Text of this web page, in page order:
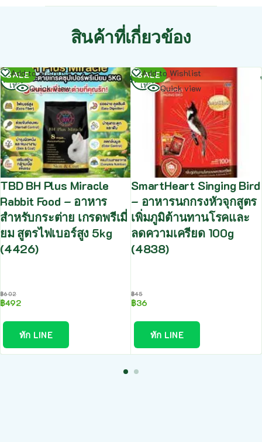
สินค้าที่เกี่ยวข้อง
SALE
Add to Wishlist
Quick view
TBD BH Plus Miracle
Rabbit Food – อาหาร
สำหรับกระต่าย เกรดพรีเมี่
ยม สูตรไฟเบอร์สูง 5kg
(4426)
฿602
฿492
ทัก LINE
อ่าน
เพิ่ม
SALE
Add to Wishlist
Quick view
SmartHeart Singing Bird
– อาหารนกกรงหัวจุกสูตร
เพิ่มภูมิต้านทานโรคและ
ลดความเครียด 100g
(4838)
฿45
฿36
ทัก LINE
อ่าน
เพิ่ม